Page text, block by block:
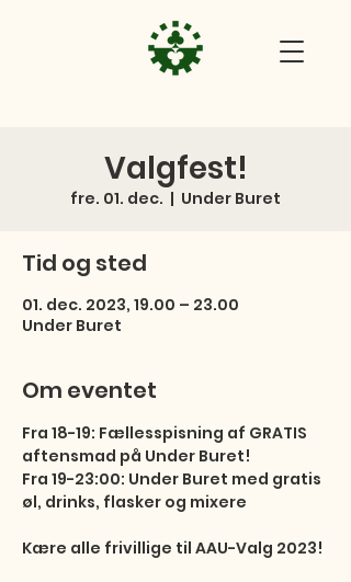
Valgfest!
fre. 01. dec.
  |
Under Buret
Tid og sted
01. dec. 2023, 19.00 – 23.00
Under Buret
Om eventet
Fra 18-19: Fællesspisning af GRATIS
aftensmad på Under Buret!
Fra 19-23:00: Under Buret med gratis
øl, drinks, flasker og mixere
Kære alle frivillige til AAU-Valg 2023!